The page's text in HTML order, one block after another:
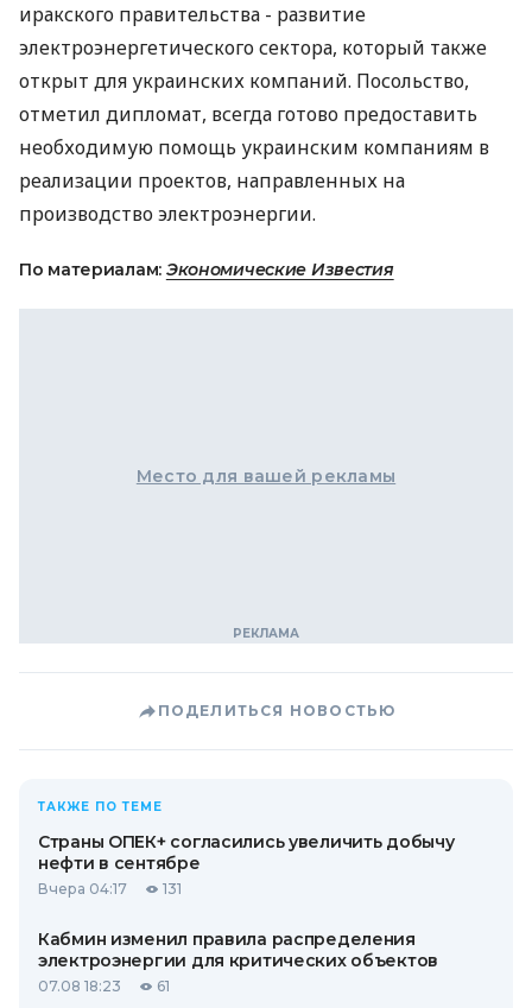
иракского правительства - развитие
электроэнергетического сектора, который также
открыт для украинских компаний. Посольство,
отметил дипломат, всегда готово предоставить
необходимую помощь украинским компаниям в
реализации проектов, направленных на
производство электроэнергии.
По материалам: Экономические Известия
Место для вашей рекламы
ПОДЕЛИТЬСЯ НОВОСТЬЮ
ТАКЖЕ ПО ТЕМЕ
Страны ОПЕК+ согласились увеличить добычу
нефти в сентябре
Вчера 04:17 131
Кабмин изменил правила распределения
электроэнергии для критических объектов
07.08 18:23 61